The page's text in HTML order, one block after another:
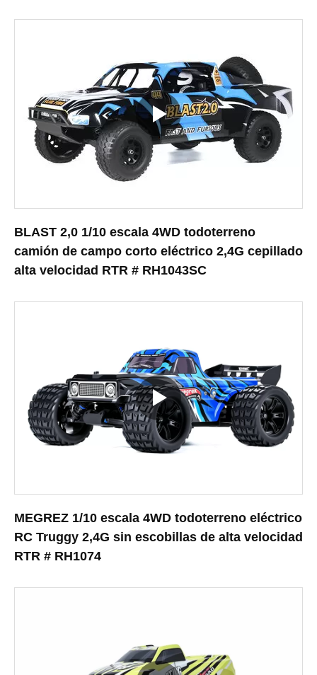
BLAST 2,0 1/10 escala 4WD todoterreno
camión de campo corto eléctrico 2,4G cepillado
alta velocidad RTR # RH1043SC
MEGREZ 1/10 escala 4WD todoterreno eléctrico
RC Truggy 2,4G sin escobillas de alta velocidad
RTR # RH1074